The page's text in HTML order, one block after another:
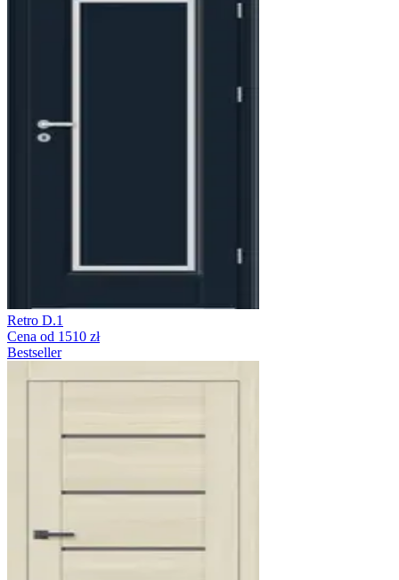
Retro D.1
Cena od 1510 zł
Bestseller